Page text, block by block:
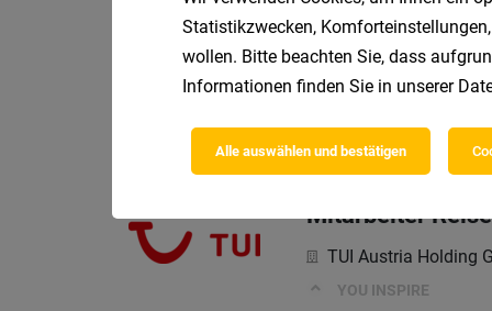
Patricia Schönherr
Mitarbeiter
TUI Austria Holding
YOU INSPIRE
Statistikzwecken,
wollen. Bitte beachten Sie, dass
Informationen finden Sie in unserer
Alle auswählen und bestätigen